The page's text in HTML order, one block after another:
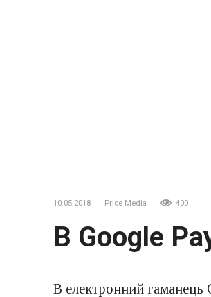
10.05.2018 Price Media 400
В Google
В електронний гаманець